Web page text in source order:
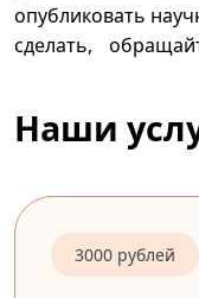
опубликовать
сделать,
Наши
3000 рублей